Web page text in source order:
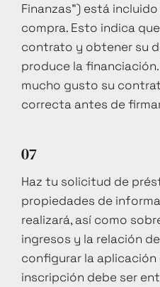
Finanzas") está
compra. Esto indica
contrato y obtener su
produce la
mucho gusto su
correcta antes de
07
Haz tu solicitud de
propiedades de
realizará, así como
ingresos y la relación
configurar la
inscripción debe ser